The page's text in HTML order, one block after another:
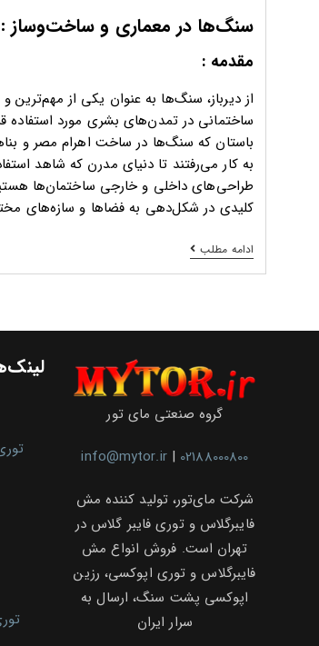
پست:
سنگ‌ها در معماری و ساخت‌وساز :
مقدمه :
از دیرباز، سنگ‌ها به عنوان یکی از مهم‌ترین و
ساختمانی در تمدن‌های بشری مورد استفاده
باستان که سنگ‌ها در ساخت اهرام مصر و
به کار می‌رفتند تا دنیای مدرن که شاهد
طراحی‌های داخلی و خارجی ساختمان‌ها
کلیدی در شکل‌دهی به فضاها و سازه‌های
ادامه مطلبافزایش
کیفیت
نصب
توری‌های
و
اپوکسی
برند
مارامو
در
بین‌المللی
تهران
گروه صنعتی مای تور
info@mytor.ir| 02188000800
شرکت مای‌تور، تولید کننده مش
فایبرگلاس و توری فایبر گلاس در
تهران است. فروش انواع مش
فایبرگلاس و توری اپوکسی، رزین
اپوکسی پشت سنگ، ارسال به
سرار ایران